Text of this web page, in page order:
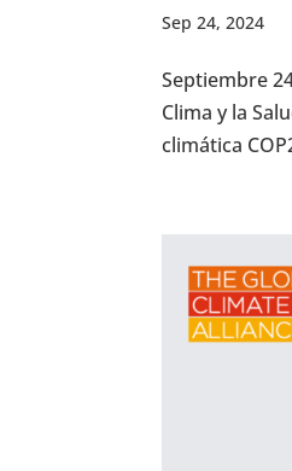
Sep 24, 2024
Septiembre
Clima y la
climática